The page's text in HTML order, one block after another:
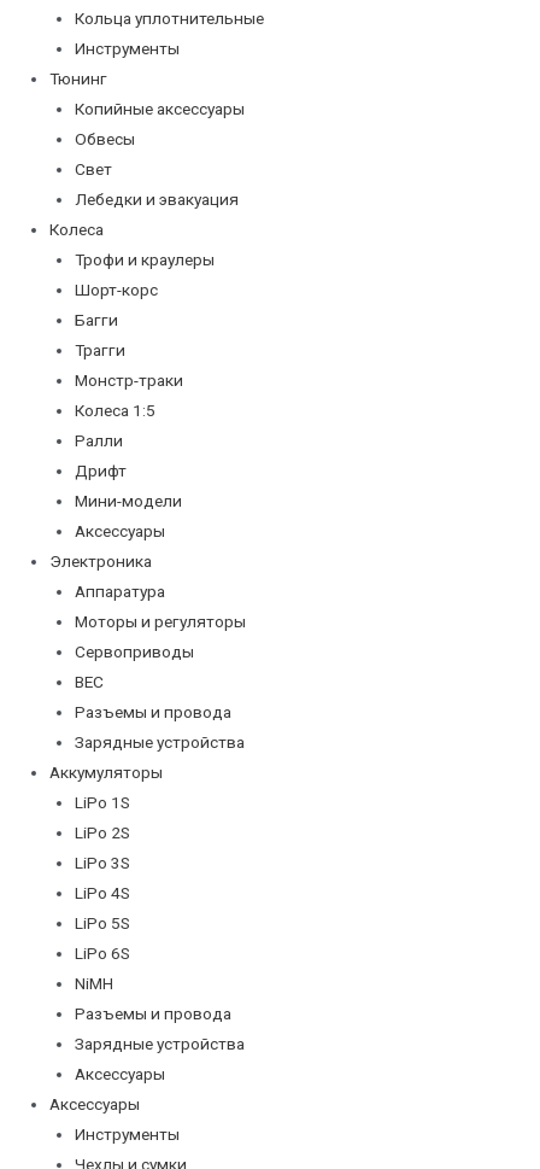
Кольца уплотнительные
Инструменты
Тюнинг
Копийные аксессуары
Обвесы
Свет
Лебедки и эвакуация
Колеса
Трофи и краулеры
Шорт-корс
Багги
Трагги
Монстр-траки
Колеса 1:5
Ралли
Дрифт
Мини-модели
Аксессуары
Электроника
Аппаратура
Моторы и регуляторы
Сервоприводы
BEC
Разъемы и провода
Зарядные устройства
Аккумуляторы
LiPo 1S
LiPo 2S
LiPo 3S
LiPo 4S
LiPo 5S
LiPo 6S
NiMH
Разъемы и провода
Зарядные устройства
Аксессуары
Аксессуары
Инструменты
Чехлы и сумки